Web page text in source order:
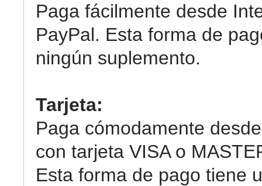
Paga fácilmente desde
PayPal. Esta forma de
ningún suplemento.
Tarjeta:
Paga cómodamente
con tarjeta VISA o
Esta forma de pago tiene